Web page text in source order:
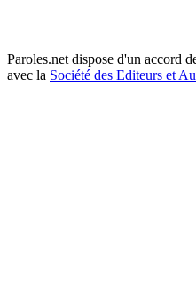
Paroles.net dispose d'un accord
avec la Société des Editeurs et